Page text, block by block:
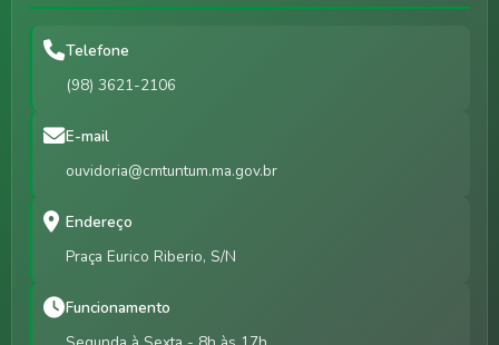
Telefone
(98) 3621-2106
E-mail
ouvidoria@cmtuntum.ma.gov.br
Endereço
Praça Eurico Riberio, S/N
Funcionamento